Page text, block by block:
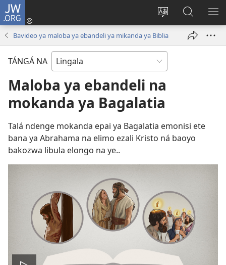
JW.ORG
Tyá
monɔkɔ
mosusu
Kokɔta
na
site
fenɛtrɛ
Luká
JW.ORG
Bavideo ya maloba ya ebandeli ya mikanda ya Biblia
TÁNGÁ NA
Maloba ya ebandeli na
mokanda ya Bagalatia
Talá ndenge mokanda epai ya Bagalatia emonisi ete
bana ya Abrahama na elimo ezali Kristo ná baoyo
bakozwa libula elongo na ye..